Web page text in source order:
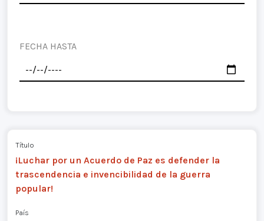
FECHA HASTA
Título
¡Luchar por un Acuerdo de Paz es defender la
trascendencia e invencibilidad de la guerra
popular!
País